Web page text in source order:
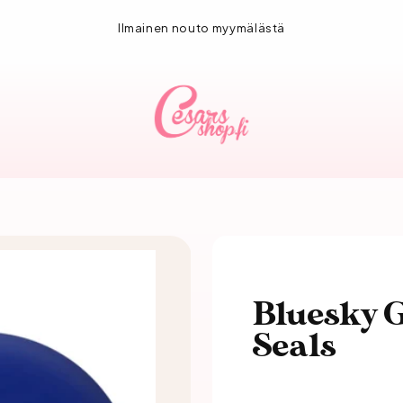
1-3 vuorokauden toimitus!
Bluesky
Seals